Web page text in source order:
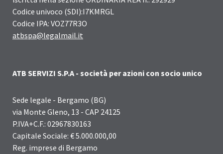
Codice univoco (SDI):I7KMRGL
Codice IPA: VOZ77R3O
atbspa@legalmail.it
ATB SERVIZI S.P.A - società per azioni con socio unico
Sede legale - Bergamo (BG)
via Monte Gleno, 13 - CAP 24125
P.IVA+C.F.: 02967830163
Capitale Sociale: € 5.000.000,00
Reg. imprese di Bergamo